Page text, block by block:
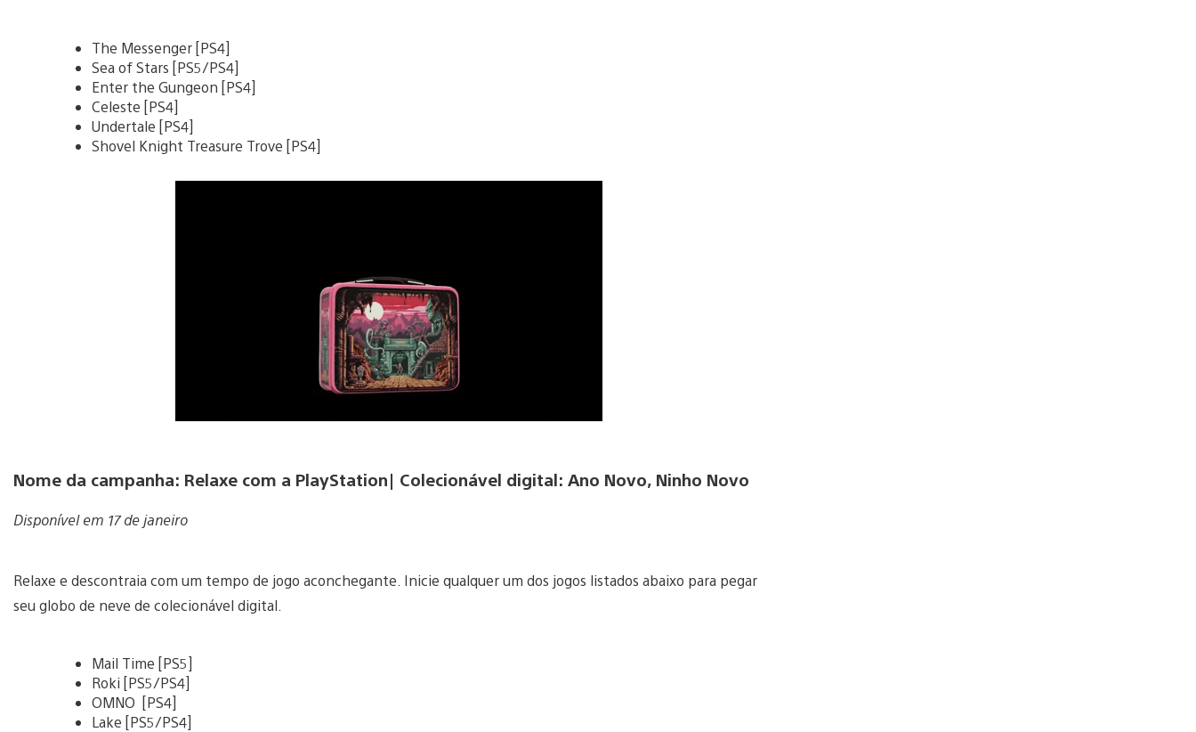
The Messenger [PS4]
Sea of Stars [PS5/PS4]
Enter the Gungeon [PS4]
Celeste [PS4]
Undertale [PS4]
Shovel Knight Treasure Trove [PS4]
Nome da campanha: Relaxe com a PlayStation| Colecionável digital: Ano Novo, Ninho Novo
Disponível em 17 de janeiro
Relaxe e descontraia com um tempo de jogo aconchegante. Inicie qualquer um dos jogos listados abaixo para pegar
seu globo de neve de colecionável digital.
Mail Time [PS5]
Roki [PS5/PS4]
OMNO [PS4]
Lake [PS5/PS4]